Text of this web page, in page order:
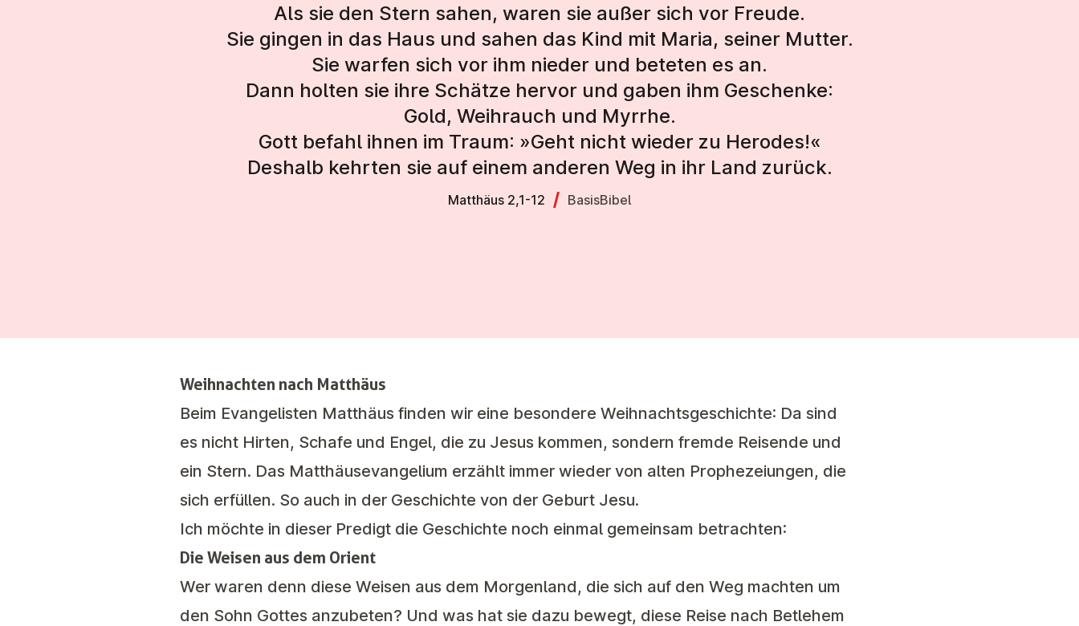
Als sie den Stern sahen, waren sie außer sich vor Freude.
Sie gingen in das Haus und sahen das Kind mit Maria, seiner Mutter.
Sie warfen sich vor ihm nieder und beteten es an.
Dann holten sie ihre Schätze hervor und gaben ihm Geschenke:
Gold, Weihrauch und Myrrhe.
Gott befahl ihnen im Traum: »Geht nicht wieder zu Herodes!«
Deshalb kehrten sie auf einem anderen Weg in ihr Land zurück.
Matthäus 2,1-12 BasisBibel
Weihnachten nach Matthäus
Beim Evangelisten Matthäus finden wir eine besondere Weihnachtsgeschichte: Da sind
es nicht Hirten, Schafe und Engel, die zu Jesus kommen, sondern fremde Reisende und
ein Stern. Das Matthäusevangelium erzählt immer wieder von alten Prophezeiungen, die
sich erfüllen. So auch in der Geschichte von der Geburt Jesu.
Ich möchte in dieser Predigt die Geschichte noch einmal gemeinsam betrachten:
Die Weisen aus dem Orient
Wer waren denn diese Weisen aus dem Morgenland, die sich auf den Weg machten um
den Sohn Gottes anzubeten? Und was hat sie dazu bewegt, diese Reise nach Betlehem